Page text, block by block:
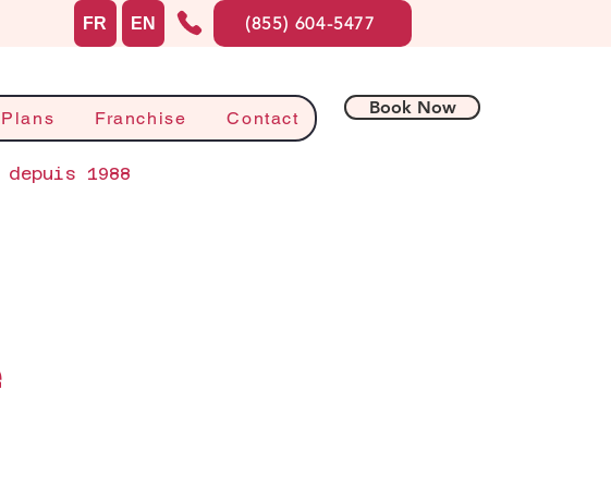
Plans Franchise Contact
Book Now
1988
FR EN (855) 604-5477